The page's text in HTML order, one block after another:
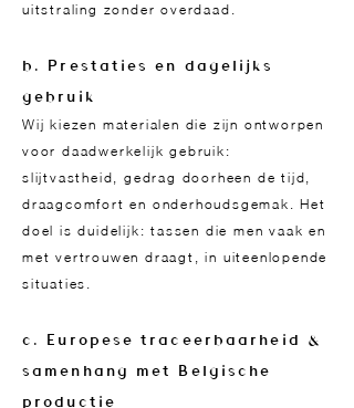
uitstraling zonder overdaad.
b. Prestaties en dagelijks
gebruik
Wij kiezen materialen die zijn ontworpen
voor daadwerkelijk gebruik:
slijtvastheid, gedrag doorheen de tijd,
draagcomfort en onderhoudsgemak. Het
doel is duidelijk: tassen die men vaak en
met vertrouwen draagt, in uiteenlopende
situaties.
c. Europese traceerbaarheid &
samenhang met Belgische
productie